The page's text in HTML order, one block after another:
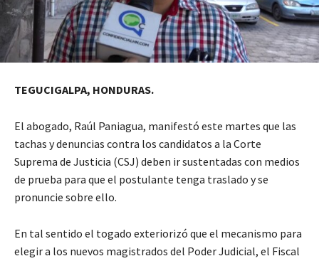
TEGUCIGALPA, HONDURAS.
El abogado, Raúl Paniagua, manifestó este martes que las
tachas y denuncias contra los candidatos a la Corte
Suprema de Justicia (CSJ) deben ir sustentadas con medios
de prueba para que el postulante tenga traslado y se
pronuncie sobre ello.
En tal sentido el togado exteriorizó que el mecanismo para
elegir a los nuevos magistrados del Poder Judicial, el Fiscal